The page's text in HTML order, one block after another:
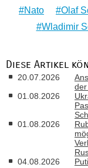
Nato
Olaf
Wladimir
Diese Artikel
20.07.2026
01.08.2026
01.08.2026
04.08.2026